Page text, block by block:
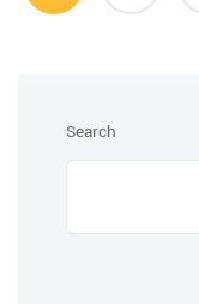
Search